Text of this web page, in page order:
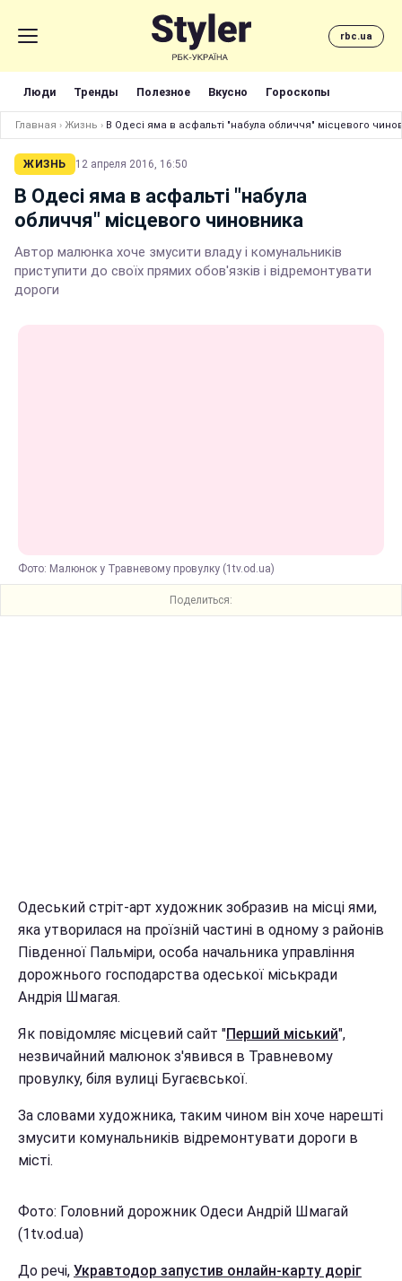
rbc.ua
Люди Тренды Полезное Вкусно Гороскопы
Главная › Жизнь › В Одесі яма в асфальті "набула обличчя" місцевого
ЖИЗНЬ 12 апреля 2016, 16:50
В Одесі яма в асфальті "набула
обличчя" місцевого чиновника
Автор малюнка хоче змусити владу і комунальників
приступити до своїх прямих обов'язків і відремонтувати
дороги
Фото: Малюнок у Травневому провулку (1tv.od.ua)
Поделиться:
Одеський стріт-арт художник зобразив на місці ями,
яка утворилася на проїзній частині в одному з районів
Південної Пальміри, особа начальника управління
дорожнього господарства одеської міськради
Андрія Шмагая.
Як повідомляє місцевий сайт "Перший міський",
незвичайний малюнок з'явився в Травневому
провулку, біля вулиці Бугаєвської.
За словами художника, таким чином він хоче нарешті
змусити комунальників відремонтувати дороги в
місті.
Фото: Головний дорожник Одеси Андрій Шмагай
(1tv.od.ua)
До речі, Укравтодор запустив онлайн-карту доріг